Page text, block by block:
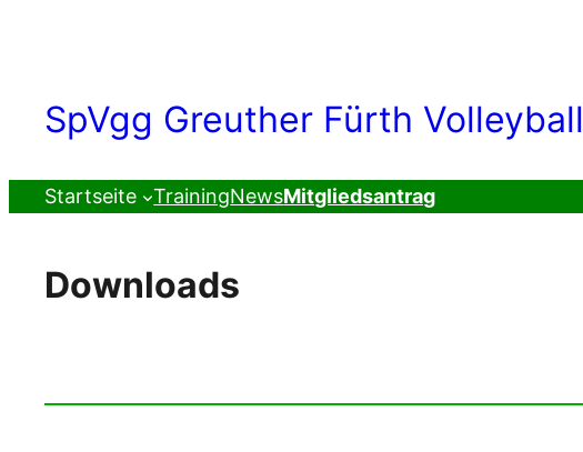
SpVgg Greuther Fürth Volleyball
Startseite TrainingNewsMitgliedsantrag
Downloads